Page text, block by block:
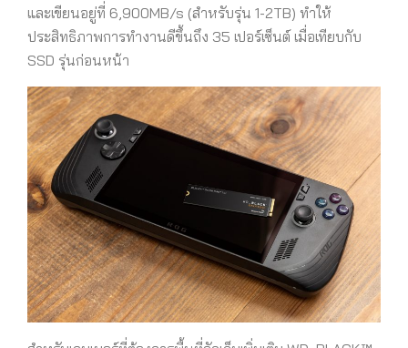
และเขียนอยู่ที่ 6,900MB/s (สำหรับรุ่น 1-2TB) ทำให้
ประสิทธิภาพการทำงานดีขึ้นถึง 35 เปอร์เซ็นต์ เมื่อเทียบกับ
SSD รุ่นก่อนหน้า